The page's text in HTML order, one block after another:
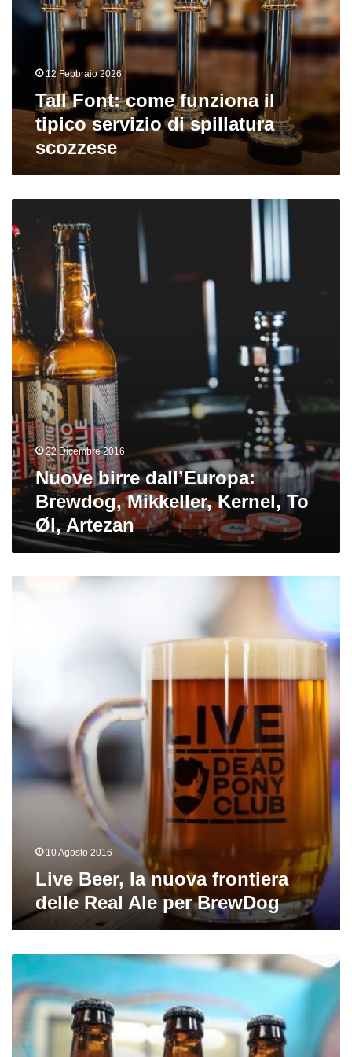
tipico
spillatura
scozzese
12 Febbraio 2026
Tall Font: come funziona il
tipico servizio di spillatura
scozzese
birre
dall’Europa:
Brewdog,
Mikkeller,
Kernel,
To
Øl,
Artezan
22 Dicembre 2016
Nuove birre dall’Europa:
Brewdog, Mikkeller, Kernel, To
Øl, Artezan
per
BrewDog
10 Agosto 2016
Live Beer, la nuova frontiera
delle Real Ale per BrewDog
Nuove
birre
da
BrewDog:
Hinterland
e